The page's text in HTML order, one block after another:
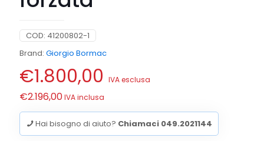
COD: 41200802-1
Brand: Giorgio Bormac
€1.800,00 IVA esclusa
€2.196,00IVA inclusa
Hai bisogno di aiuto? Chiamaci 049.2021144